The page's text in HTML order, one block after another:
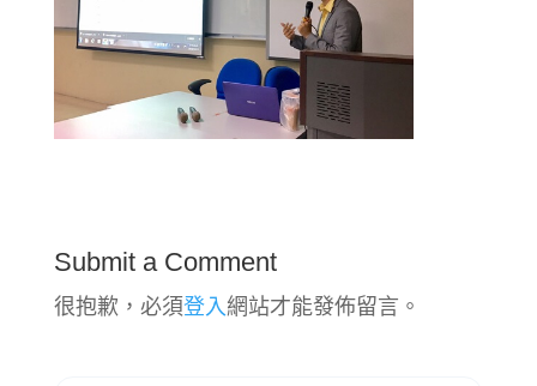
Submit a Comment
很抱歉，必須登入 網站才能發佈留言。